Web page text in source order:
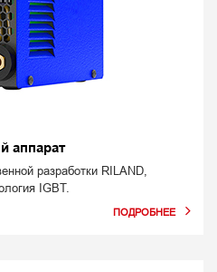
аппарат
разработки RILAND,
IGBT.